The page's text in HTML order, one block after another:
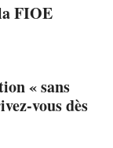
FIOE
« sans
vous dès